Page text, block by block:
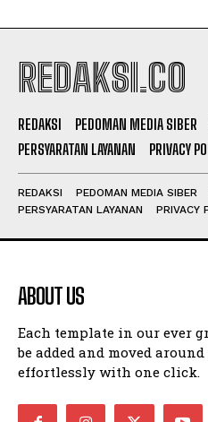
REDAKSI.CO
REDAKSI PEDOMAN MEDIA SIBER
PERSYARATAN LAYANAN
PRIVACY
REDAKSI PEDOMAN MEDIA SIBER
PERSYARATAN LAYANAN
PRIVACY
ABOUT US
Each template in our ever
be added and moved
effortlessly with one click.